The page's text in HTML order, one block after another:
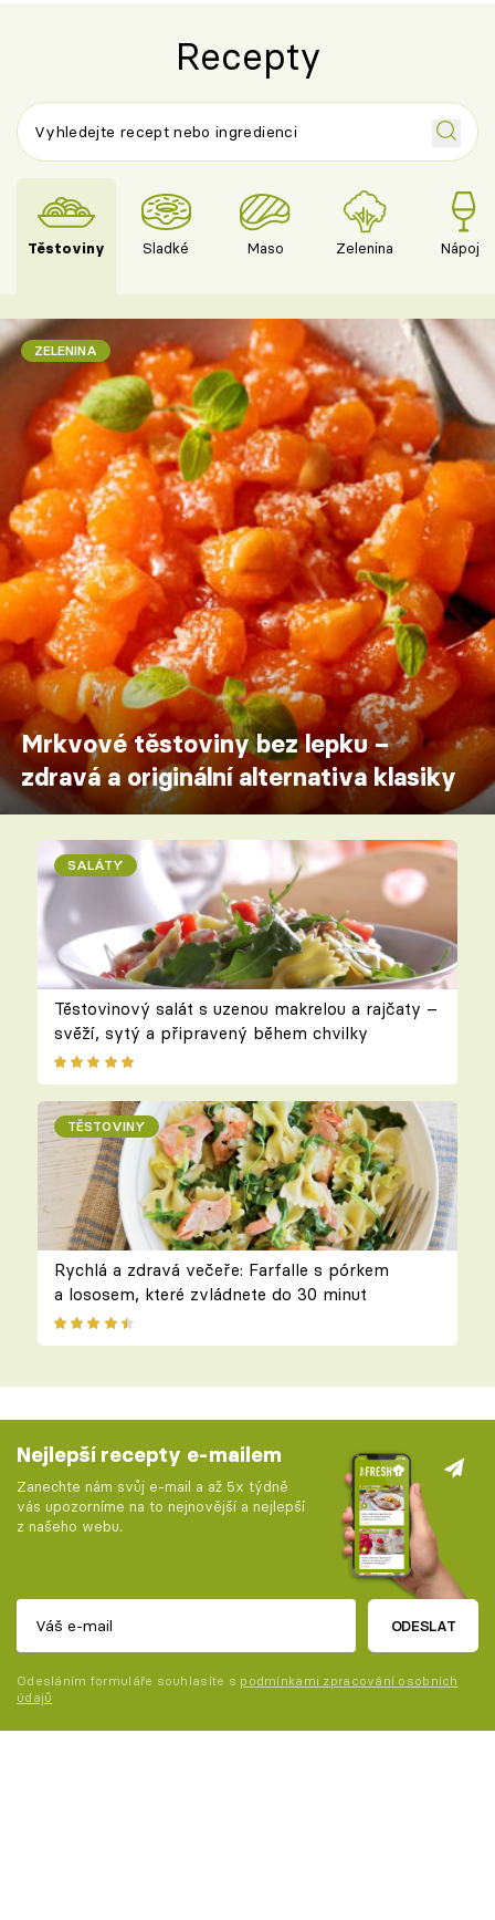
Recepty
Těstoviny Sladké Maso Zelenina Nápoje
ZELENINA
Mrkvové těstoviny bez lepku –
zdravá a originální alternativa klasiky
SALÁTY
Těstovinový salát s uzenou makrelou a rajčaty –
svěží, sytý a připravený během chvilky
TĚSTOVINY
Rychlá a zdravá večeře: Farfalle s pórkem
a lososem, které zvládnete do 30 minut
Nejlepší recepty e-mailem
Zanechte nám svůj e-mail a až 5x týdně
vás upozorníme na to nejnovější a nejlepší
z našeho webu.
ODESLAT
Odesláním formuláře souhlasíte s podmínkami zpracování osobních
údajů